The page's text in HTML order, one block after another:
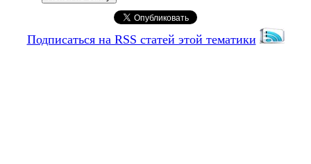
Подписаться на RSS статей этой тематики